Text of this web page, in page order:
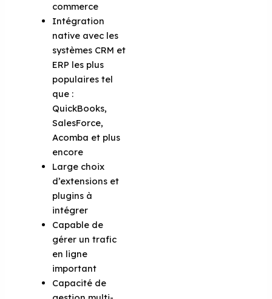
commerce
Intégration
native avec les
systèmes CRM et
ERP les plus
populaires tel
que :
QuickBooks,
SalesForce,
Acomba et plus
encore
Large choix
d’extensions et
plugins à
intégrer
Capable de
gérer un trafic
en ligne
important
Capacité de